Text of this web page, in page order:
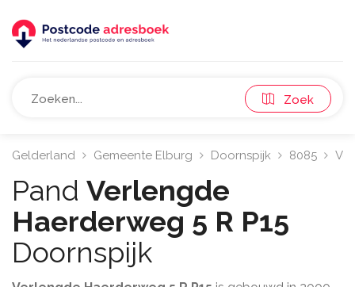
Zoek
Gelderland Gemeente Elburg Doornspijk 8085
Pand Verlengde
Haerderweg 5 R P15
Doornspijk